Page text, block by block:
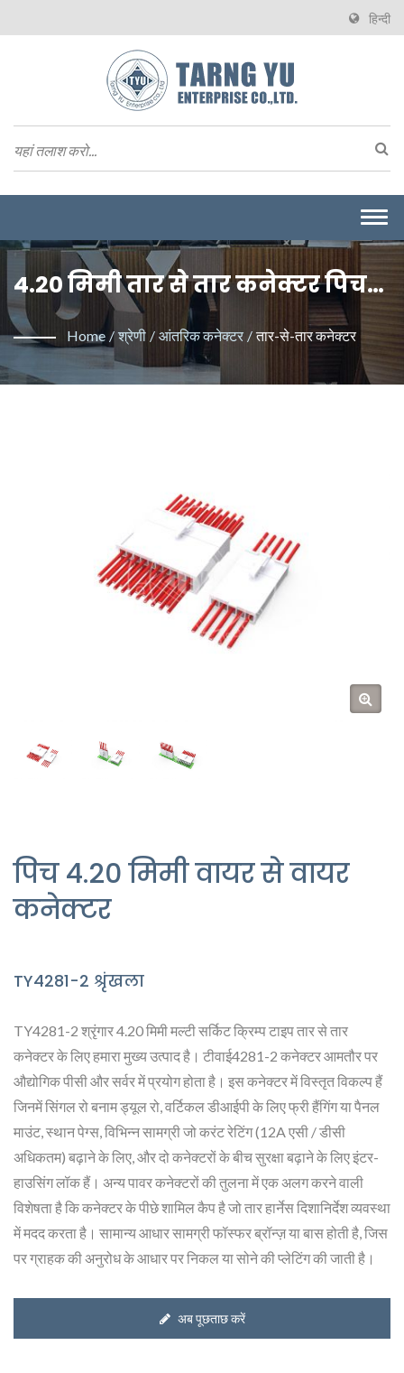
हिन्दी
4.20 मिमी तार से तार कनेक्टर पिच। /
ताइवान से वायर टू बोर्ड कनेक्टरों का
निर्माता | Tarng Yu Enterprise
(TYU)
Home / श्रेणी / आंतरिक कनेक्टर / तार-से-तार कनेक्टर
पिच 4.20 मिमी वायर से वायर
कनेक्टर
TY4281-2 श्रृंखला
TY4281-2 श्रृंगार 4.20 मिमी मल्टी सर्किट क्रिम्प टाइप तार से तार
कनेक्टर के लिए हमारा मुख्य उत्पाद है। टीवाई4281-2 कनेक्टर आमतौर पर
औद्योगिक पीसी और सर्वर में प्रयोग होता है। इस कनेक्टर में विस्तृत विकल्प हैं
जिनमें सिंगल रो बनाम ड्यूल रो, वर्टिकल डीआईपी के लिए फ्री हैंगिंग या पैनल
माउंट, स्थान पेग्स, विभिन्न सामग्री जो करंट रेटिंग (12A एसी / डीसी
अधिकतम) बढ़ाने के लिए, और दो कनेक्टरों के बीच सुरक्षा बढ़ाने के लिए इंटर-
हाउसिंग लॉक हैं। अन्य पावर कनेक्टरों की तुलना में एक अलग करने वाली
विशेषता है कि कनेक्टर के पीछे शामिल कैप है जो तार हार्नेस दिशानिर्देश व्यवस्था
में मदद करता है। सामान्य आधार सामग्री फॉस्फर ब्रॉन्ज़ या बास होती है, जिस
पर ग्राहक की अनुरोध के आधार पर निकल या सोने की प्लेटिंग की जाती है।
अब पूछताछ करें